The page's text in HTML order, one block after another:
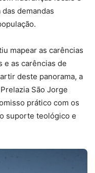
demandas
mapear as carências
e as carências de
deste panorama, a
São Jorge
prático com os
suporte teológico e